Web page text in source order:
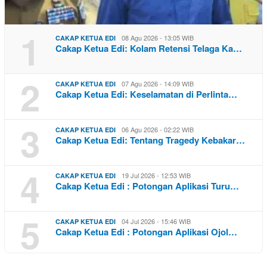
1 CAKAP KETUA EDI 08 Agu 2026 - 13:05 WIB
Cakap Ketua Edi: Kolam Retensi Telaga Ka…
2 CAKAP KETUA EDI 07 Agu 2026 - 14:09 WIB
Cakap Ketua Edi: Keselamatan di Perlinta…
3 CAKAP KETUA EDI 06 Agu 2026 - 02:22 WIB
Cakap Ketua Edi: Tentang Tragedy Kebakar…
4 CAKAP KETUA EDI 19 Jul 2026 - 12:53 WIB
Cakap Ketua Edi : Potongan Aplikasi Turu…
5 CAKAP KETUA EDI 04 Jul 2026 - 15:46 WIB
Cakap Ketua Edi : Potongan Aplikasi Ojol…